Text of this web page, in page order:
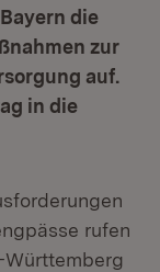
die
zur
auf.
in die
rufen
Württemberg